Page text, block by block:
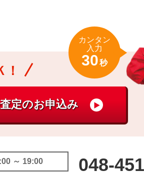
カンタン
入力
30秒
～ 19:00 048-